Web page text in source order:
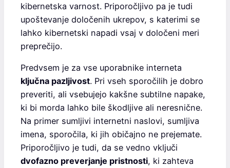
kibernetska varnost. Priporočljivo pa je tudi
upoštevanje določenih ukrepov, s katerimi se
lahko kibernetski napadi vsaj v določeni meri
preprečijo.
Predvsem je za vse uporabnike interneta
ključna pazljivost. Pri vseh sporočilih je dobro
preveriti, ali vsebujejo kakšne subtilne napake,
ki bi morda lahko bile škodljive ali neresnične.
Na primer sumljivi internetni naslovi, sumljiva
imena, sporočila, ki jih običajno ne prejemate.
Priporočljivo je tudi, da se vedno vključi
dvofazno preverjanje pristnosti, ki zahteva